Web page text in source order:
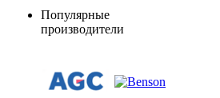
Популярные
производители